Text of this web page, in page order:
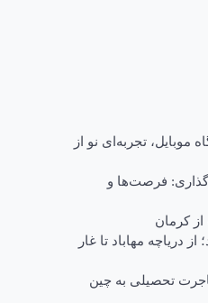
موبایل، تجربه‌ای نو از
فرصت‌ها و
کرمان
دریاچه مهاباد تا غار
تحصیلی به چین